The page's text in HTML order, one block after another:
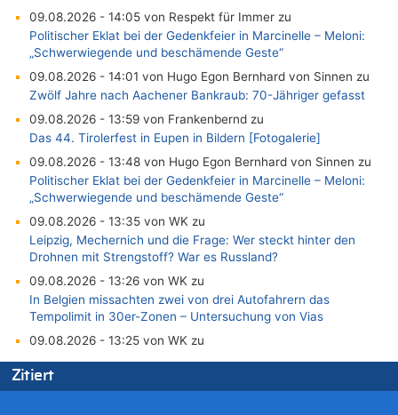
09.08.2026 - 14:05 von Respekt für Immer zu
Politischer Eklat bei der Gedenkfeier in Marcinelle – Meloni:
„Schwerwiegende und beschämende Geste“
09.08.2026 - 14:01 von Hugo Egon Bernhard von Sinnen zu
Zwölf Jahre nach Aachener Bankraub: 70-Jähriger gefasst
09.08.2026 - 13:59 von Frankenbernd zu
Das 44. Tirolerfest in Eupen in Bildern [Fotogalerie]
09.08.2026 - 13:48 von Hugo Egon Bernhard von Sinnen zu
Politischer Eklat bei der Gedenkfeier in Marcinelle – Meloni:
„Schwerwiegende und beschämende Geste“
09.08.2026 - 13:35 von WK zu
Leipzig, Mechernich und die Frage: Wer steckt hinter den
Drohnen mit Strengstoff? War es Russland?
09.08.2026 - 13:26 von WK zu
In Belgien missachten zwei von drei Autofahrern das
Tempolimit in 30er-Zonen – Untersuchung von Vias
09.08.2026 - 13:25 von WK zu
In Belgien missachten zwei von drei Autofahrern das
Tempolimit in 30er-Zonen – Untersuchung von Vias
Zitiert